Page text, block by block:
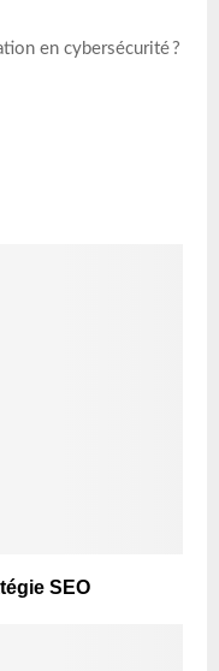
en cybersécurité ?
SEO